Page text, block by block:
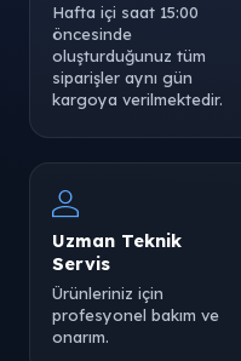
Hafta içi saat 15:00
öncesinde
oluşturduğunuz tüm
siparişler aynı gün
kargoya verilmektedir.
Uzman Teknik
Servis
Ürünleriniz için
profesyonel bakım ve
onarım.